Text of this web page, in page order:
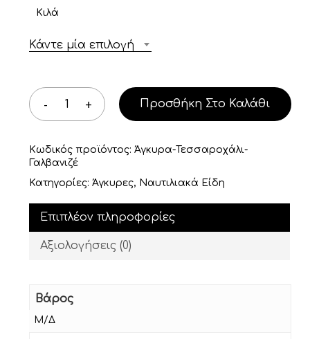
Κιλά
Κάντε μία επιλογή
Προσθήκη Στο Καλάθι
Κωδικός προϊόντος: Άγκυρα-Τεσσαροχάλι-
Γαλβανιζέ
Κατηγορίες: Άγκυρες, Ναυτιλιακά Είδη
Επιπλέον πληροφορίες
Αξιολογήσεις (0)
Βάρος
Μ/Δ